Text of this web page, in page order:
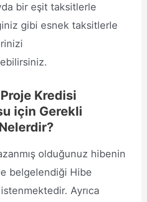
bir eşit taksitlerle
gibi esnek taksitlerle
Kredisi
için Gerekli
olduğunuz hibenin
belgelendiği Hibe
Ayrıca